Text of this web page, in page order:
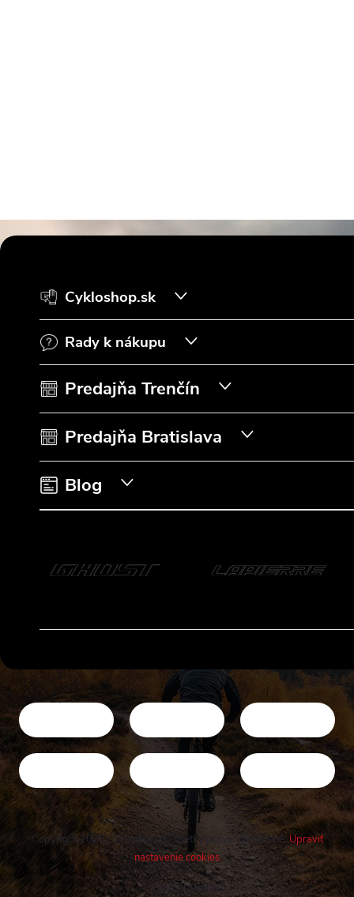
Z
Cykloshop.sk
Rady k nákupu
Predajňa Trenčín
Predajňa Bratislava
Blog
Vytvoril Shoptet
Copyright 2026 Cykloshop.sk. Všetky práva vyhradené.Upraviť
nastavenie cookies